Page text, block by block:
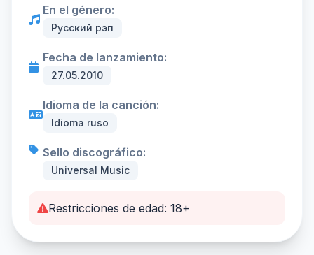
En el género:
Русский рэп
Fecha de lanzamiento:
27.05.2010
Idioma de la canción:
Idioma ruso
Sello discográfico:
Universal Music
Restricciones de edad: 18+